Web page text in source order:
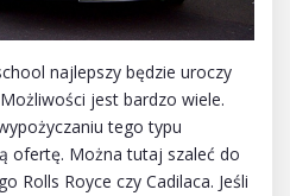
najlepszy będzie uroczy
jest bardzo wiele.
tego typu
ofertę. Można tutaj szaleć do
Rolls Royce czy Cadilaca. Jeśli